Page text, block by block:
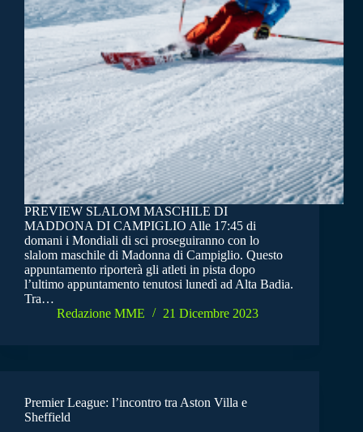
PREVIEW SLALOM MASCHILE DI
MADDONA DI CAMPIGLIO Alle 17:45 di
domani i Mondiali di sci proseguiranno con lo
slalom maschile di Madonna di Campiglio. Questo
appuntamento riporterà gli atleti in pista dopo
l’ultimo appuntamento tenutosi lunedì ad Alta Badia.
Tra…
Redazione MME
21 Dicembre 2023
Premier League: l’incontro tra Aston Villa e
Sheffield